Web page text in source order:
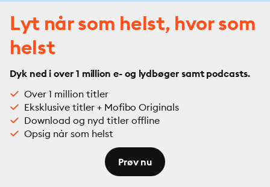
Lyt når som helst, hvor som
helst
Dyk ned i over 1 million e- og lydbøger samt podcasts.
Over 1 million titler
Eksklusive titler + Mofibo Originals
Download og nyd titler offline
Opsig når som helst
Prøv nu